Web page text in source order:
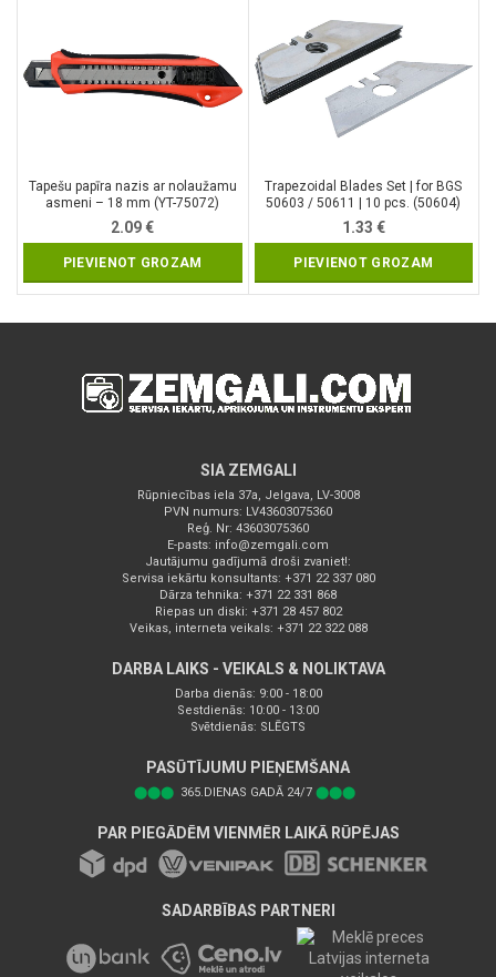
Tapešu papīra nazis ar nolaužamu
asmeni – 18 mm (YT-75072)
2.09€
PIEVIENOT GROZAM
Trapezoidal Blades Set | for BGS
50603 / 50611 | 10 pcs. (50604)
1.33 €
PIEVIENOT GROZAM
SIA ZEMGALI
Rūpniecības iela 37a, Jelgava, LV-3008
PVN numurs: LV43603075360
Reģ. Nr: 43603075360
E-pasts: info@zemgali.com
Jautājumu gadījumā droši zvaniet!:
Servisa iekārtu konsultants: +371 22 337 080
Dārza tehnika: +371 22 331 868
Riepas un diski: +371 28 457 802
Veikas, interneta veikals: +371 22 322 088
DARBA LAIKS - VEIKALS & NOLIKTAVA
Darba dienās: 9:00 - 18:00
Sestdienās: 10:00 - 13:00
Svētdienās: SLĒGTS
PASŪTĪJUMU PIEŅEMŠANA
⬤⬤⬤ 365.DIENAS GADĀ 24/7 ⬤⬤⬤
PAR PIEGĀDĒM VIENMĒR LAIKĀ RŪPĒJAS
SADARBĪBAS PARTNERI